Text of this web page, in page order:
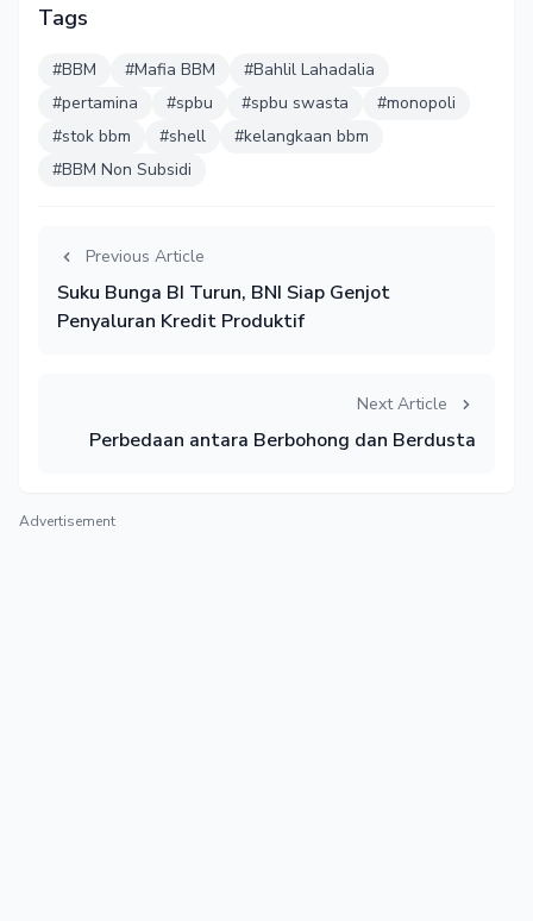
Tags
#BBM #Mafia BBM
#Bahlil Lahadalia
#pertamina
#spbu #spbu swasta
#monopoli
#stok bbm
#shell
#kelangkaan bbm
#BBM Non Subsidi
Previous Article
Suku Bunga BI Turun, BNI Siap Genjot
Penyaluran Kredit Produktif
Next Article
Perbedaan antara Berbohong dan Berdusta
Advertisement